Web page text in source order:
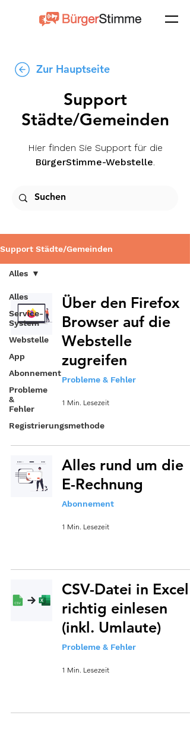
Zur Hauptseite
Support
Städte/Gemeinden
Hier finden Sie Support für die
BürgerStimme-Webstelle.
Support Städte/Gemeinden
Alles
Service-
System
Webstelle
App
Abonnement
Probleme
&
Fehler
Registrierungsmethode
Alles
Über den Firefox
Browser auf die
Webstelle
zugreifen
Probleme & Fehler
1 Min. Lesezeit
Alles rund um die
E-Rechnung
Abonnement
1 Min. Lesezeit
CSV-Datei in Excel
richtig einlesen
(inkl. Umlaute)
Probleme & Fehler
1 Min. Lesezeit